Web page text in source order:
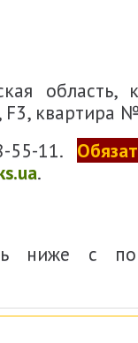
область,
F3, квартира
11.
.
ниже с